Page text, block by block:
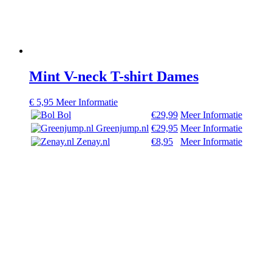
Mint V-neck T-shirt Dames
€ 5,95 Meer Informatie
Bol
€29,99 Meer Informatie
Greenjump.nl €29,95 Meer Informatie
Zenay.nl
€8,95 Meer Informatie